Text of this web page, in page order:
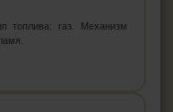
топлива: газ. Механизм